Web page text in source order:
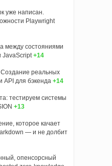
уже написан.
Playwright
между состояниями
JavaScript +14
реальных
API для бэкенда +14
тестируем системы
+13
которое качает
— и не долбит
опенсорсный